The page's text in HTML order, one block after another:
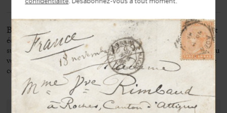
Badinage poétique, conclu d’un plaisant « ouf », probablement
écrit dans un moment de sociabilité intime, comme le
suggèrent les mentions de l’époque d’une autre main portées au
verso, soit un quatrain et un quintil écrits sur le même modèle
cocasse à base de calembour.